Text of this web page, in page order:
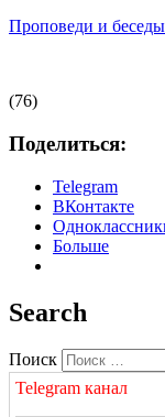
Проповеди и
(76)
Поделиться:
Telegram
ВКонтакте
Больше
Search
Поиск
Telegram канал